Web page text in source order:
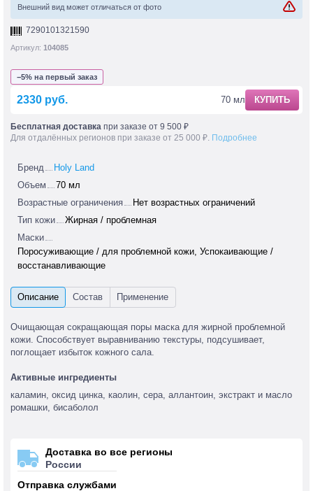
Внешний вид может отличаться от фото
7290101321590
Артикул: 104085
−5% на первый заказ
2330 руб. 70 мл КУПИТЬ
Бесплатная доставка при заказе от 9 500 ₽
Для отдалённых регионов при заказе от 25 000 ₽. Подробнее
Бренд
Holy Land
Объем
70 мл
Возрастные ограничения
Нет возрастных ограничений
Тип кожи
Жирная / проблемная
Маски
Поросуживающие / для проблемной кожи, Успокаивающие /
восстанавливающие
Очищающая сокращающая поры маска для жирной проблемной
кожи. Способствует выравниванию текстуры, подсушивает,
поглощает избыток кожного сала.
Активные ингредиенты
каламин, оксид цинка, каолин, сера, аллантоин, экстракт и масло
ромашки, бисаболол
Доставка во все регионы
России
Отправка службами